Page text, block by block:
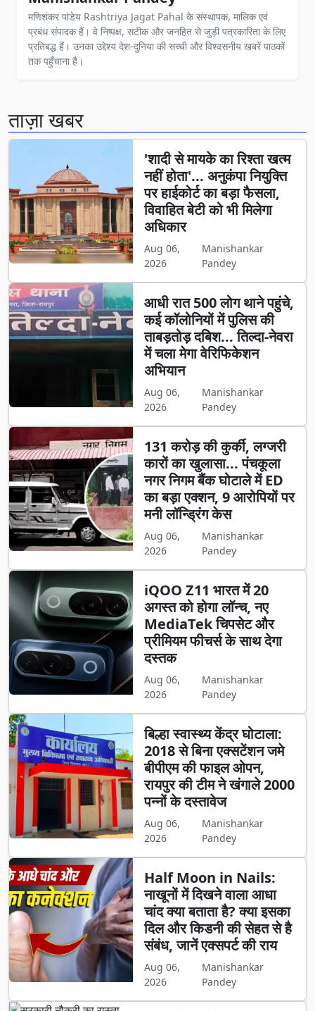
मणिशंकर पांडेय Rashtriya Jagat Pahal के संस्थापक, मालिक एवं
प्रबंध संपादक हैं। वे निष्पक्ष, सटीक और जनहित से जुड़ी पत्रकारिता के लिए
प्रतिबद्ध हैं। उनका उद्देश्य देश-दुनिया की सच्ची और विश्वसनीय खबरें पाठकों
तक पहुँचाना है।
ताज़ा खबर
'शादी से मायके का रिश्ता खत्म
नहीं होता'... अनुकंपा नियुक्ति
पर हाईकोर्ट का बड़ा फैसला,
विवाहित बेटी को भी मिलेगा
अधिकार
Aug 06,
2026
Manishankar
Pandey
आधी रात 500 लोग थाने पहुंचे,
कई कॉलोनियों में पुलिस की
ताबड़तोड़ दबिश... तिल्दा-नेवरा
में चला मेगा वेरिफिकेशन
अभियान
Aug 06,
2026
Manishankar
Pandey
131 करोड़ की कुर्की, लग्जरी
कारों का खुलासा... पंचकूला
नगर निगम बैंक घोटाले में ED
का बड़ा एक्शन, 9 आरोपियों पर
मनी लॉन्ड्रिंग केस
Aug 06,
2026
Manishankar
Pandey
iQOO Z11 भारत में 20
अगस्त को होगा लॉन्च, नए
MediaTek चिपसेट और
प्रीमियम फीचर्स के साथ देगा
दस्तक
Aug 06,
2026
Manishankar
Pandey
बिल्हा स्वास्थ्य केंद्र घोटाला:
2018 से बिना एक्सटेंशन जमे
बीपीएम की फाइल ओपन,
रायपुर की टीम ने खंगाले 2000
पन्नों के दस्तावेज
Aug 06,
2026
Manishankar
Pandey
Half Moon in Nails:
नाखूनों में दिखने वाला आधा
चांद क्या बताता है? क्या इसका
दिल और किडनी की सेहत से है
संबंध, जानें एक्सपर्ट की राय
Aug 06,
2026
Manishankar
Pandey